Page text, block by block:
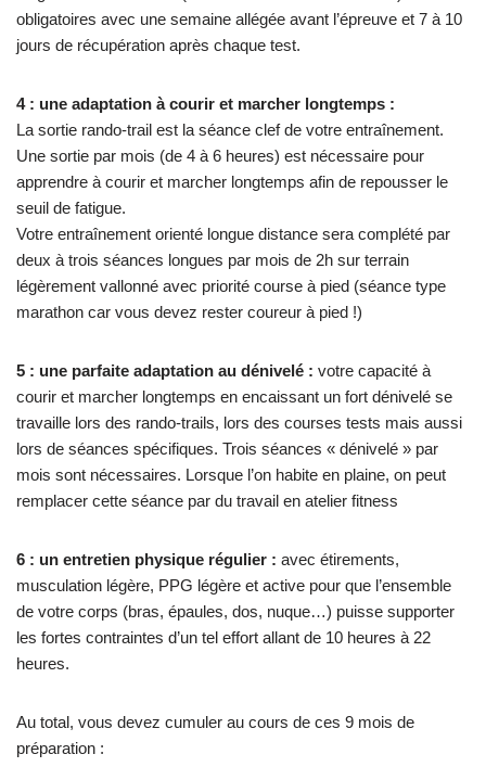
obligatoires avec une semaine allégée avant l’épreuve et 7 à 10
jours de récupération après chaque test.
4 : une adaptation à courir et marcher longtemps :
La sortie rando-trail est la séance clef de votre entraînement.
Une sortie par mois (de 4 à 6 heures) est nécessaire pour
apprendre à courir et marcher longtemps afin de repousser le
seuil de fatigue.
Votre entraînement orienté longue distance sera complété par
deux à trois séances longues par mois de 2h sur terrain
légèrement vallonné avec priorité course à pied (séance type
marathon car vous devez rester coureur à pied !)
5 : une parfaite adaptation au dénivelé : votre capacité à
courir et marcher longtemps en encaissant un fort dénivelé se
travaille lors des rando-trails, lors des courses tests mais aussi
lors de séances spécifiques. Trois séances « dénivelé » par
mois sont nécessaires. Lorsque l’on habite en plaine, on peut
remplacer cette séance par du travail en atelier fitness
6 : un entretien physique régulier : avec étirements,
musculation légère, PPG légère et active pour que l’ensemble
de votre corps (bras, épaules, dos, nuque…) puisse supporter
les fortes contraintes d’un tel effort allant de 10 heures à 22
heures.
Au total, vous devez cumuler au cours de ces 9 mois de
préparation :